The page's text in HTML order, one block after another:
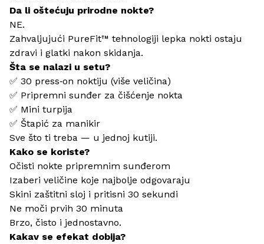
Da li oštećuju prirodne nokte?
NE.
Zahvaljujući PureFit™ tehnologiji lepka nokti ostaju
zdravi i glatki nakon skidanja.
Šta se nalazi u setu?
✅ 30 press‑on noktiju (više veličina)
✅ Pripremni sunđer za čišćenje nokta
✅ Mini turpija
✅ Štapić za manikir
Sve što ti treba — u jednoj kutiji.
Kako se koriste?
Očisti nokte pripremnim sunđerom
Izaberi veličine koje najbolje odgovaraju
Skini zaštitni sloj i pritisni 30 sekundi
Ne moči prvih 30 minuta
Brzo, čisto i jednostavno.
Kakav se efekat dobija?